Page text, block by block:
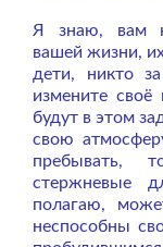
Я знаю, вам
вашей жизни,
дети, никто
измените
будут в этом
свою
пребывать,
стержневые
полагаю,
неспособны